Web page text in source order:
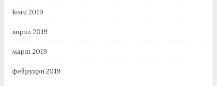
юни 2019
април 2019
март 2019
февруари 2019